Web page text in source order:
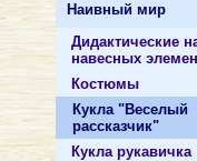
Наивный мир
Дидактические
навесных
Костюмы
Кукла "Веселый
рассказчик"
Кукла рукавичка